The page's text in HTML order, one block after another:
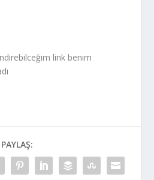
link benim
PAYLAŞ: